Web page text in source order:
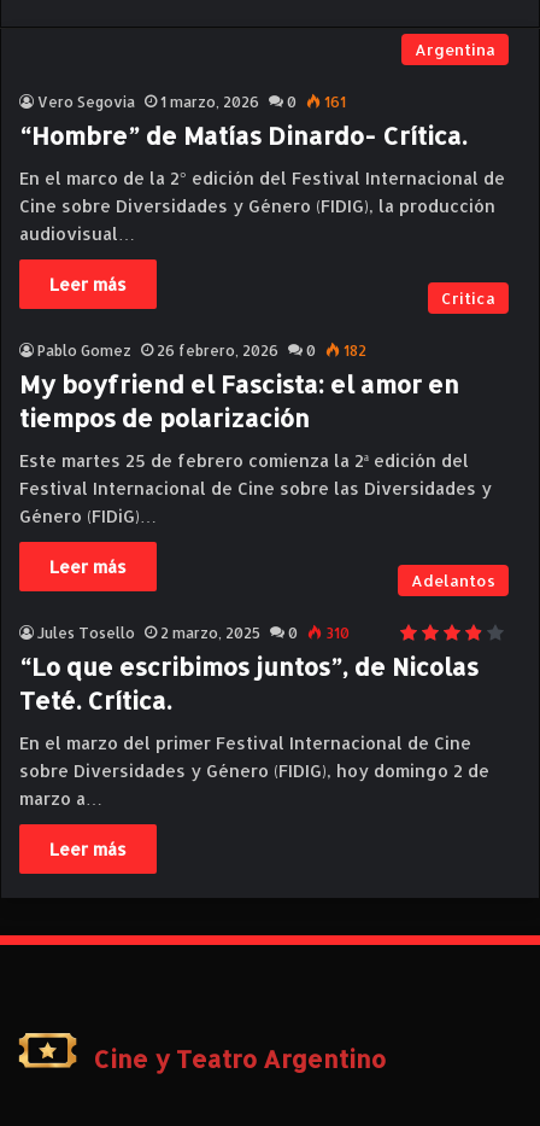
Argentina
Vero Segovia 1 marzo, 2026 0 161
“Hombre” de Matías Dinardo- Crítica.
En el marco de la 2° edición del Festival Internacional de
Cine sobre Diversidades y Género (FIDIG), la producción
audiovisual…
Leer más
Critica
Pablo Gomez 26 febrero, 2026 0 182
My boyfriend el Fascista: el amor en
tiempos de polarización
Este martes 25 de febrero comienza la 2ª edición del
Festival Internacional de Cine sobre las Diversidades y
Género (FIDiG)…
Leer más
Adelantos
Jules Tosello 2 marzo, 2025 0 310
“Lo que escribimos juntos”, de Nicolas
Teté. Crítica.
En el marzo del primer Festival Internacional de Cine
sobre Diversidades y Género (FIDIG), hoy domingo 2 de
marzo a…
Leer más
Cine y Teatro Argentino